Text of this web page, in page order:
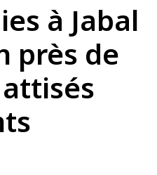
à Jabal
près de